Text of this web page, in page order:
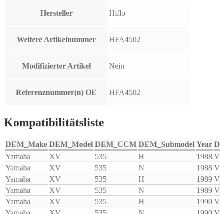
Hersteller Hiflo
Weitere Artikelnummer HFA4502
Modifizierter Artikel Nein
Referenznummer(n) OE HFA4502
Kompatibilitätsliste
DEM_Make DEM_Model DEM_CCM DEM_Submodel Year
Yamaha
XV 535 H 1988
Yamaha
XV 535 N 1988
Yamaha
XV 535 H 1989
Yamaha
XV 535 N 1989
Yamaha
XV 535 H 1990